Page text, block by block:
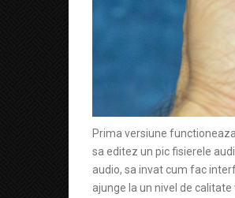
Prima versiune
sa editez un pic fisierele
audio, sa invat cum fac
ajunge la un nivel de